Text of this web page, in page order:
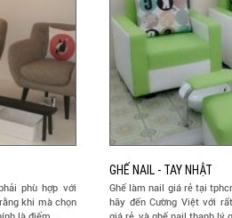
phù hợp với
khi mà chọn
GHẾ NAIL - TAY NHẬT
Ghế làm nail giá rẻ tại
hãy đến Cường Việt với